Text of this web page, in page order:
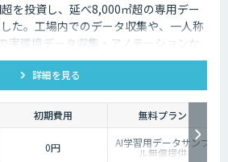
を投資し、延べ8,000㎡超の専用デー
た。工場内でのデータ収集や、一人称
環境データ収集・アノテーションか
・動作制御に対応した既製データセッ
発を加速させる包括的なデータソリュ
す。
詳細を見る
初期費用 無料プラン
0円 AI学習用データサンプ
ル無償提供